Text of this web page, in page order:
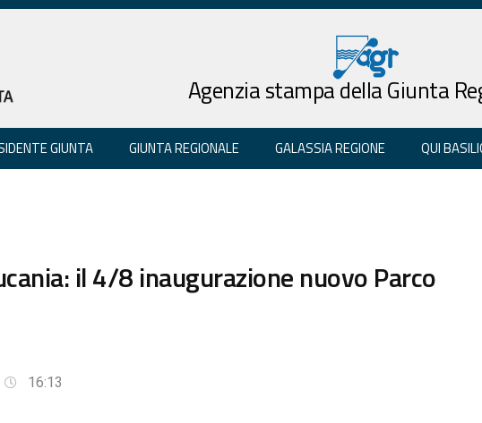
Agenzia stampa della Giunta
GIUNTA GIUNTA REGIONALE GALASSIA REGIONE QUI
il 4/8 inaugurazione nuovo Parco
16:13